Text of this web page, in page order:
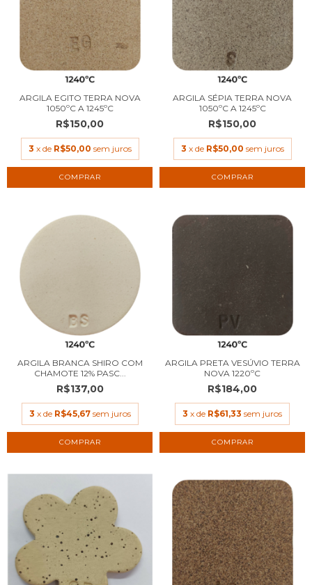
ARGILA EGITO TERRA NOVA
1050ºC A 1245ºC
R$150,00
3 x de R$50,00 sem juros
COMPRAR
ARGILA SÉPIA TERRA NOVA
1050ºC A 1245ºC
R$150,00
3 x de R$50,00 sem juros
COMPRAR
ARGILA BRANCA SHIRO COM
CHAMOTE 12% PASC...
R$137,00
3 x de R$45,67 sem juros
ARGILA PRETA VESÚVIO TERRA
NOVA 1220ºC
R$184,00
3 x de R$61,33 sem juros
COMPRAR